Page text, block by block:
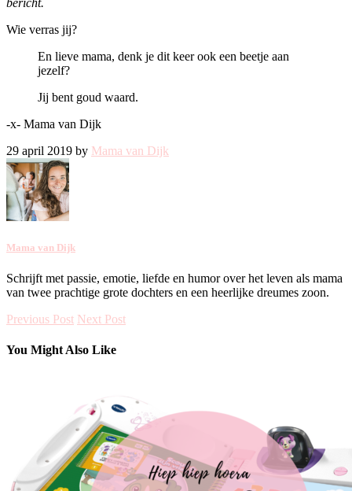
Wie verras jij?
En lieve mama, denk je dit keer ook een beetje aan
jezelf?
Jij bent goud waard.
-x- Mama van Dijk
29 april 2019 by Mama van Dijk
Mama van Dijk
Schrijft met passie, emotie, liefde en humor over het leven als mama
van twee prachtige grote dochters en een heerlijke dreumes zoon.
Previous Post Next Post
You Might Also Like